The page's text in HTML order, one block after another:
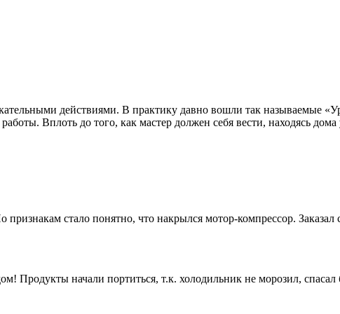
действиями. В практику давно вошли так называемые
Вплоть до того, как мастер должен себя вести, находясь дома
стало понятно, что накрылся мотор-компрессор. Заказал
Продукты начали портиться, т.к. холодильник не морозил,